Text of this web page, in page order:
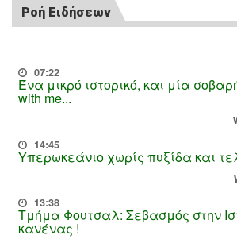
Ροή Ειδήσεων
07:22
Ένα μικρό ιστορικό, και μία
with me...
14:45
Υπερωκεάνιο χωρίς πυξίδα και
13:38
Τμήμα Φουτσαλ: Σεβασμός στην
κανένας !